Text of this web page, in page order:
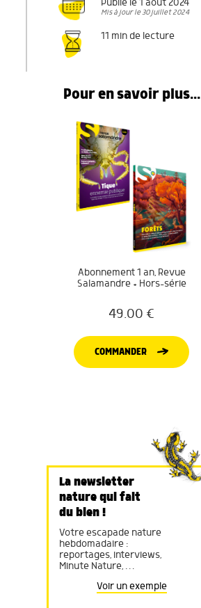
Publié le 1 août 2024
Mis à jour le 30 juillet 2024
11 min de lecture
Pour en savoir plus...
Abonnement 1 an, Revue
Salamandre + Hors-série
49.00 €
COMMANDER
La newsletter
nature qui fait
du bien !
Votre escapade nature
hebdomadaire :
reportages, interviews,
Minute Nature, …
Voir un exemple